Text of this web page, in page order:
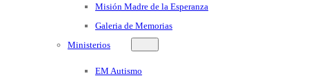
Misión Madre de la Esperanza
Galeria de Memorias
Ministerios
EM Autismo